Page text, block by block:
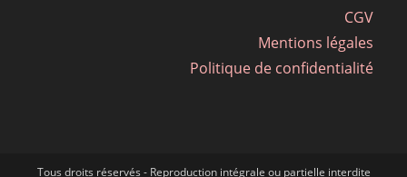
CGV
Mentions légales
Politique de confidentialité
Tous droits réservés - Reproduction intégrale ou partielle interdite